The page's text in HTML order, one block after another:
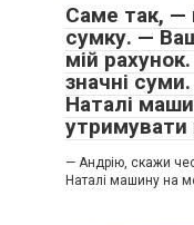
Саме так, —
сумку. —
мій
значні
Наталі
— Андрію, скажи
Наталі машину на